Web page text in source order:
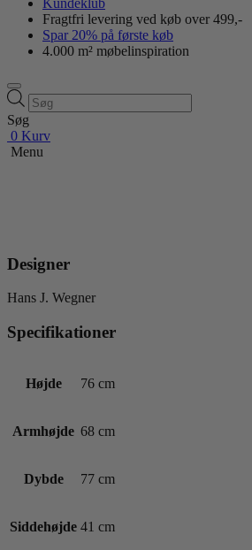
Kundeklub
Fragtfri levering ved køb over 499,-
Spar 20% på første køb
4.000 m² møbelinspiration
Products
search
Søg
0 Kurv
Menu
Designer
Hans J. Wegner
Specifikationer
Højde 76 cm
Armhøjde 68 cm
Dybde 77 cm
Siddehøjde 41 cm